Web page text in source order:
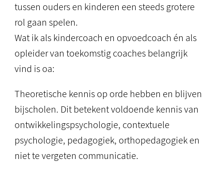
tussen ouders en kinderen een steeds grotere
rol gaan spelen.
Wat ik als kindercoach en opvoedcoach én als
opleider van toekomstig coaches belangrijk
vind is oa:
Theoretische kennis op orde hebben en blijven
bijscholen. Dit betekent voldoende kennis van
ontwikkelingspsychologie, contextuele
psychologie, pedagogiek, orthopedagogiek en
niet te vergeten communicatie.